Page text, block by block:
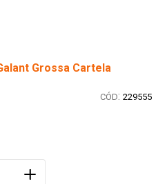
Grossa Cartela
: 229555
＋